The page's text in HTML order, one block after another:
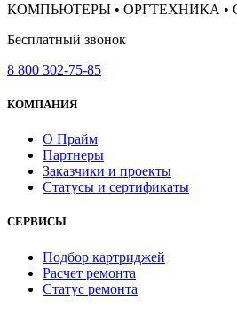
КОМПЬЮТЕРЫ • ОРГТЕХНИКА •
Бесплатный звонок
8 800 302-75-85
КОМПАНИЯ
О Прайм
Партнеры
Заказчики и проекты
Статусы и сертификаты
СЕРВИСЫ
Подбор картриджей
Расчет ремонта
Статус ремонта